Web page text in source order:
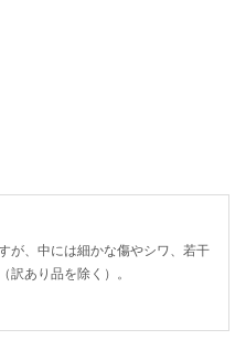
が、中には細かな傷やシワ、若干
あり品を除く）。